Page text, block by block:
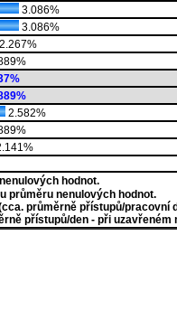
3.086%
3.086%
2.267%
2.582%
hodnot.
průměru nenulových hodnot.
průměrně přístupů/pracovní
přístupů/den - při uzavřeném